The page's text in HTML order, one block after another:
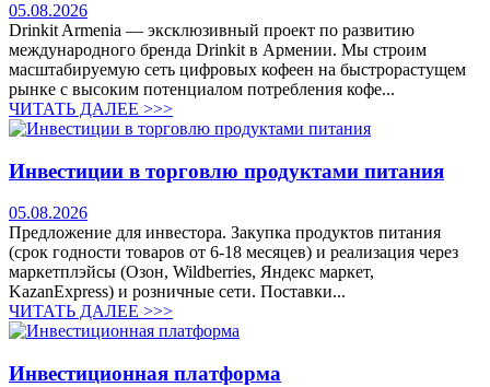
05.08.2026
Drinkit Armenia — эксклюзивный проект по развитию
международного бренда Drinkit в Армении. Мы строим
масштабируемую сеть цифровых кофеен на быстрорастущем
рынке с высоким потенциалом потребления кофе...
ЧИТАТЬ ДАЛЕЕ >>>
Инвестиции в торговлю продуктами питания
05.08.2026
Предложение для инвестора. Закупка продуктов питания
(срок годности товаров от 6-18 месяцев) и реализация через
маркетплэйсы (Озон, Wildberries, Яндекс маркет,
KazanExpress) и розничные сети. Поставки...
ЧИТАТЬ ДАЛЕЕ >>>
Инвестиционная платформа